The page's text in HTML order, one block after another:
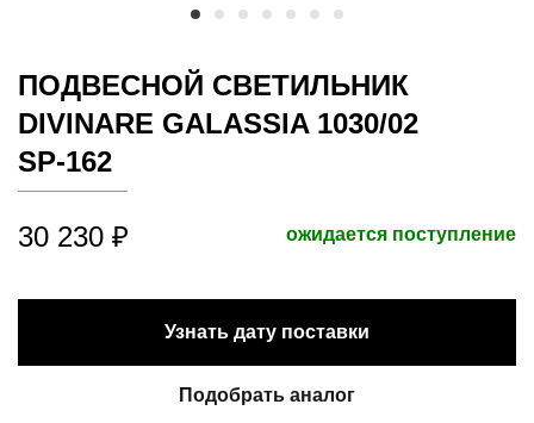
ПОДВЕСНОЙ СВЕТИЛЬНИК
DIVINARE GALASSIA 1030/02
SP-162
30 230 ₽ ожидается поступление
Узнать дату поставки
Подобрать аналог